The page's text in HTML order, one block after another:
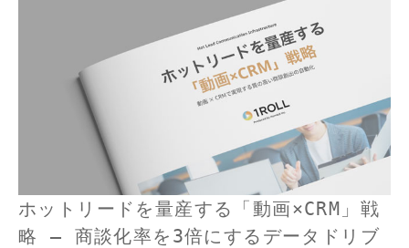
ホットリードを量産する「動画×CRM」戦
略 – 商談化率を3倍にするデータドリブ